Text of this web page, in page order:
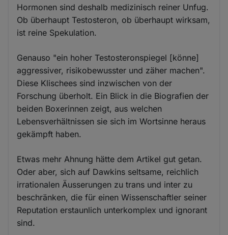
Hormonen sind deshalb medizinisch reiner Unfug.
Ob überhaupt Testosteron, ob überhaupt wirksam,
ist reine Spekulation.
Genauso "ein hoher Testosteronspiegel [könne]
aggressiver, risikobewusster und zäher machen".
Diese Klischees sind inzwischen von der
Forschung überholt. Ein Blick in die Biografien der
beiden Boxerinnen zeigt, aus welchen
Lebensverhältnissen sie sich im Wortsinne heraus
gekämpft haben.
Etwas mehr Ahnung hätte dem Artikel gut getan.
Oder aber, sich auf Dawkins seltsame, reichlich
irrationalen Äusserungen zu trans und inter zu
beschränken, die für einen Wissenschaftler seiner
Reputation erstaunlich unterkomplex und ignorant
sind.